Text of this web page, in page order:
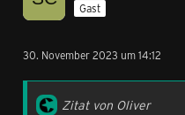
Gast
30. November 2023 um 14:12
Zitat von Oliver